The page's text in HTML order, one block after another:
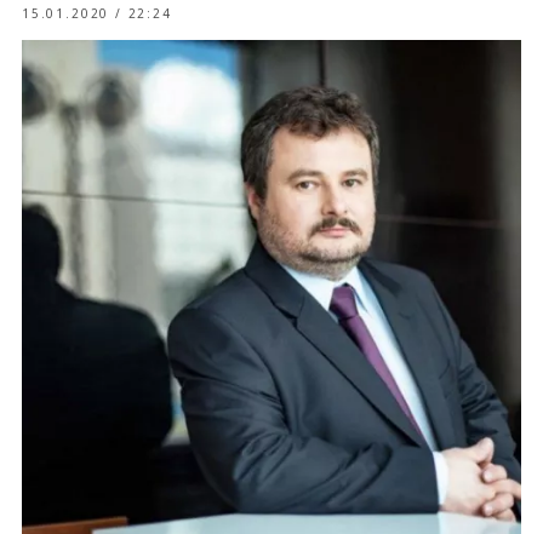
15.01.2020 / 22:24